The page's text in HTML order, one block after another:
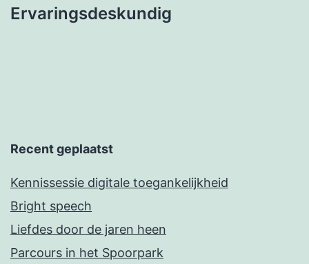
Ervaringsdeskundig
Recent geplaatst
Kennissessie digitale toegankelijkheid
Bright speech
Liefdes door de jaren heen
Parcours in het Spoorpark